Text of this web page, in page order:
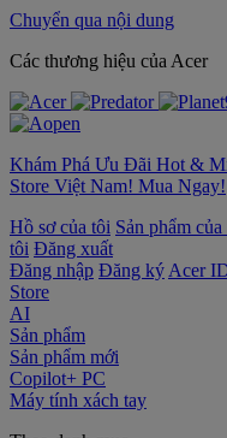
Chuyển qua nội dung
‌Các thương hiệu của Acer
Khám Phá Ưu Đãi Hot &
Store Việt Nam! Mua Ngay!
Hồ sơ của tôi Sản phẩm của
tôi Đăng xuất
Đăng nhập Đăng ký Acer
Store
AI
Sản phẩm
Sản phẩm mới
Copilot+ PC
Máy tính xách tay